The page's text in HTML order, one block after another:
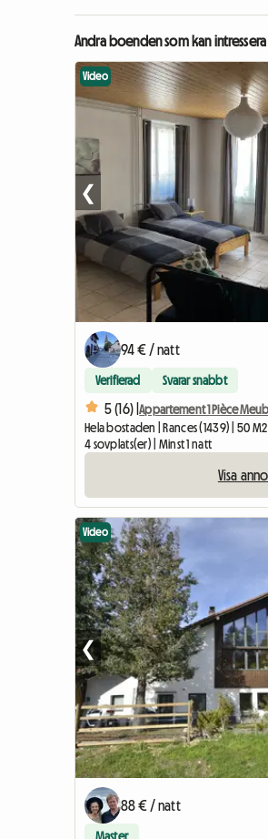
Andra boenden som kan
Video
❮
94 € / natt
Verifierad Svarar snabbt
5 (16) |Appartement 1 Pièce
Hela bostaden | Rances (1439) | 50 M2
4 sovplats(er) | Minst 1 natt
Visa
Video
❮
88 € / natt